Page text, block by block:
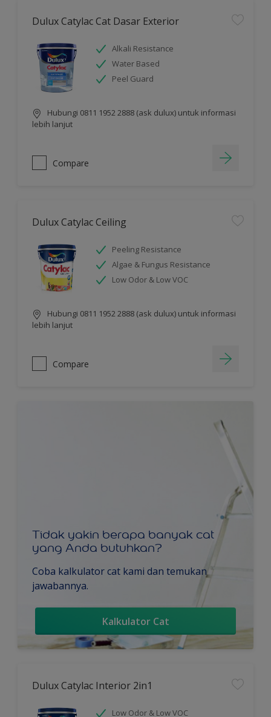
Dulux Catylac Cat Dasar Exterior
Alkali Resistance
Water Based
Peel Guard
Hubungi 0811 1952 2888 (ask dulux) untuk informasi
lebih lanjut
Compare
Dulux Catylac Ceiling
Peeling Resistance
Algae & Fungus Resistance
Low Odor & Low VOC
Hubungi 0811 1952 2888 (ask dulux) untuk informasi
lebih lanjut
Compare
Tidak yakin berapa banyak cat
yang Anda butuhkan?
Coba kalkulator cat kami dan temukan
jawabannya.
Kalkulator Cat
Dulux Catylac Interior 2in1
Low Odor & Low VOC